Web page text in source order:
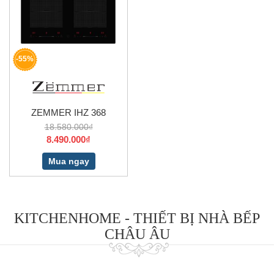
-55%
ZEMMER IHZ 368
18.580.000₫
8.490.000₫
Mua ngay
KITCHENHOME - THIẾT BỊ NHÀ BẾP
CHÂU ÂU